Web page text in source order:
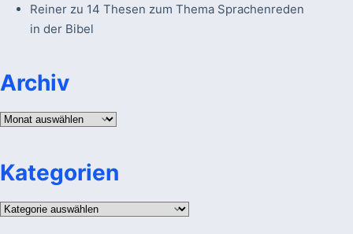
Reinerzu 14 Thesen zum Thema Sprachenreden
in der Bibel
Archiv
Archiv
Kategorien
Kategorien